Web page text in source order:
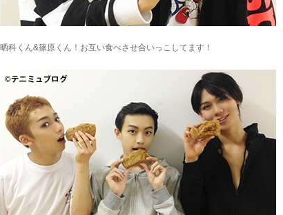
晒科くん&篠原くん！お互い食べさせ合いっこしてます！